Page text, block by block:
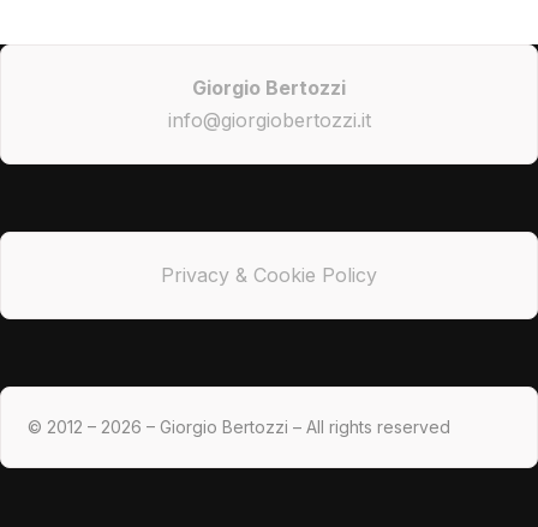
Giorgio Bertozzi
info@giorgiobertozzi.it
Privacy & Cookie Policy
© 2012 – 2026 – Giorgio Bertozzi – All rights reserved